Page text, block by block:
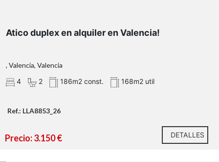
Atico duplex en alquiler en Valencia!
, Valencia, Valencia
4
2 186m2 const. 168m2 util
Ref.: LLA8853_26
Precio: 3.150 € DETALLES